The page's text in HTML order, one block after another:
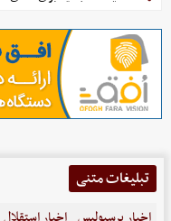
تبلیغات متنی